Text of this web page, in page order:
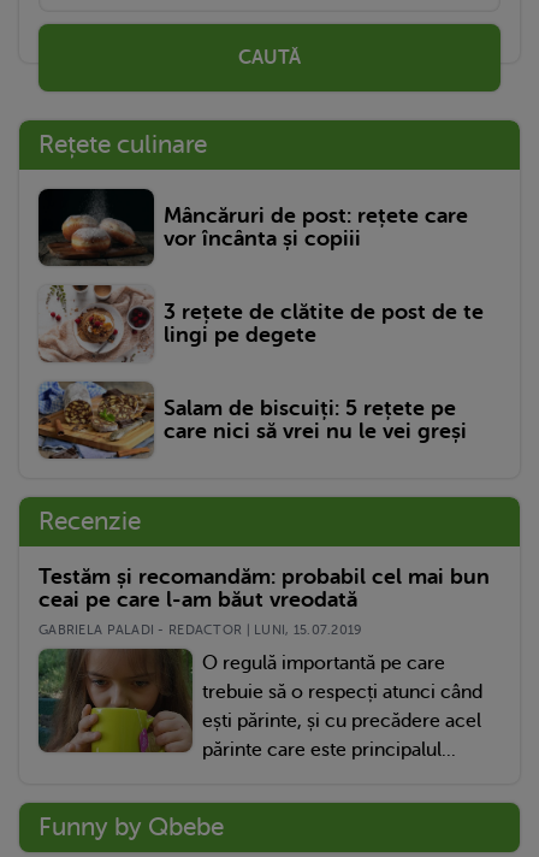
CAUTĂ
Rețete culinare
Mâncăruri de post: rețete care
vor încânta și copiii
3 rețete de clătite de post de te
lingi pe degete
Salam de biscuiți: 5 rețete pe
care nici să vrei nu le vei greși
Recenzie
Testăm și recomandăm: probabil cel mai bun
ceai pe care l-am băut vreodată
GABRIELA PALADI - REDACTOR | LUNI, 15.07.2019
O regulă importantă pe care
trebuie să o respecți atunci când
ești părinte, și cu precădere acel
părinte care este principalul...
Funny by Qbebe